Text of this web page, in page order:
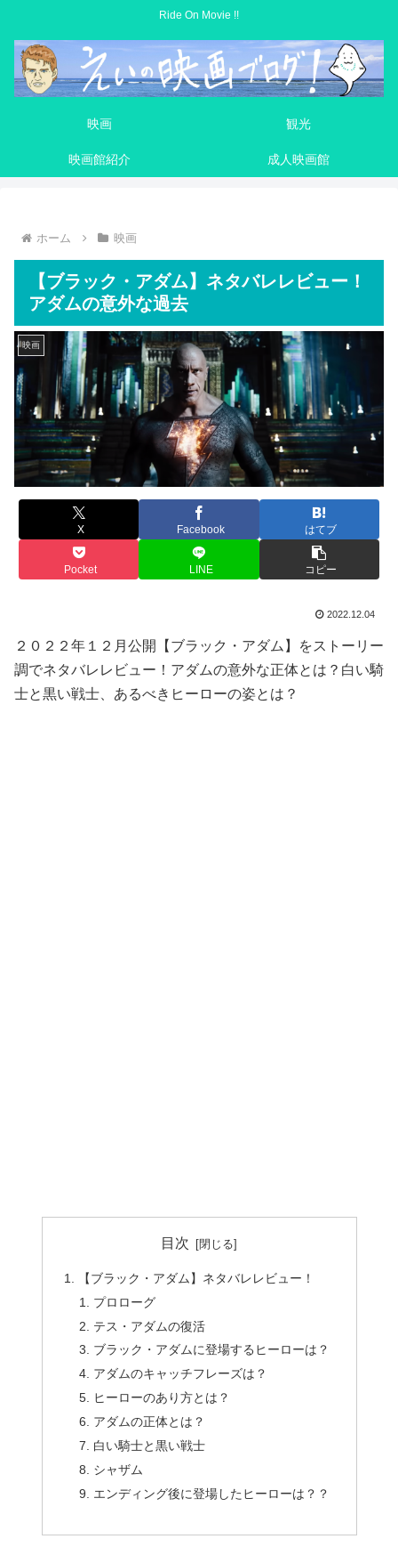
Ride On Movie !!
映画 観光
映画館紹介 成人映画館
ホーム 映画
【ブラック・アダム】ネタバレレビュー！
アダムの意外な過去
映画
X Facebook はてブ
Pocket LINE コピー
2022.12.04
２０２２年１２月公開【ブラック・アダム】をストーリー
調でネタバレレビュー！アダムの意外な正体とは？白い騎
士と黒い戦士、あるべきヒーローの姿とは？
目次
【ブラック・アダム】ネタバレレビュー！
プロローグ
テス・アダムの復活
ブラック・アダムに登場するヒーローは？
アダムのキャッチフレーズは？
ヒーローのあり方とは？
アダムの正体とは？
白い騎士と黒い戦士
シャザム
エンディング後に登場したヒーローは？？